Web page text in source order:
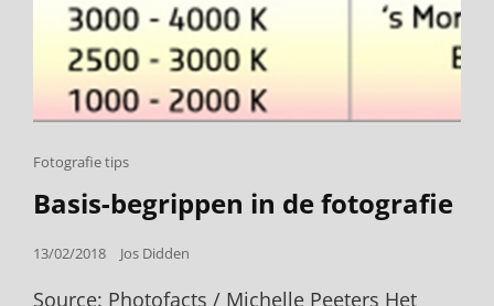
Cat
Fotografie tips
Basis-begrippen in de fotografie
Posted
13/02/2018 Jos Didden
Source: Photofacts / Michelle Peeters Het